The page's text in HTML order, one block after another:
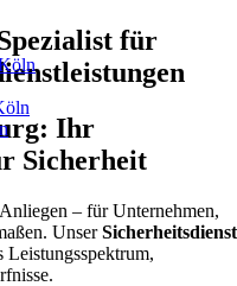
für
Ihr
Sicherheit
– für Unternehmen,
UnserSicherheitsdienst
Leistungsspektrum,